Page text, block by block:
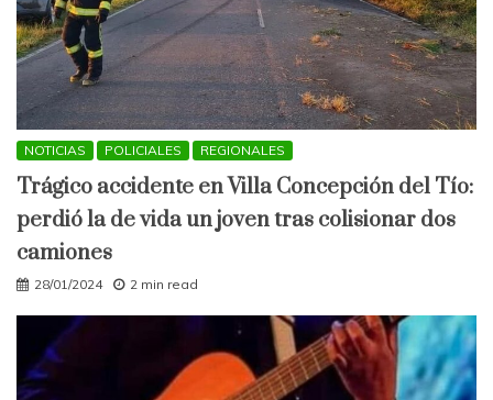
NOTICIAS POLICIALES REGIONALES
Trágico accidente en Villa Concepción del Tío:
perdió la de vida un joven tras colisionar dos
camiones
28/01/2024 2 min read